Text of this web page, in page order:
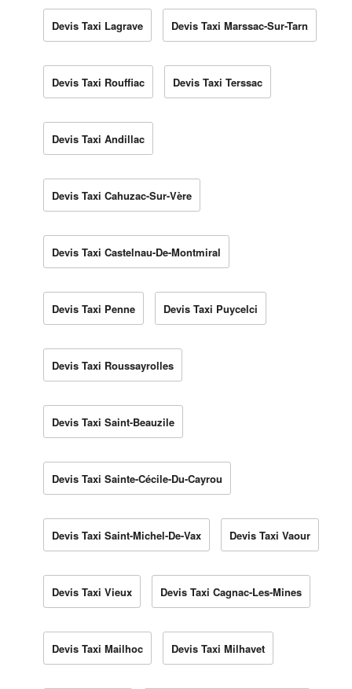
Devis Taxi Lagrave Devis Taxi Marssac-Sur-Tarn
Devis Taxi Rouffiac Devis Taxi Terssac
Devis Taxi Andillac
Devis Taxi Cahuzac-Sur-Vère
Devis Taxi Castelnau-De-Montmiral
Devis Taxi Penne Devis Taxi Puycelci
Devis Taxi Roussayrolles
Devis Taxi Saint-Beauzile
Devis Taxi Sainte-Cécile-Du-Cayrou
Devis Taxi Saint-Michel-De-Vax Devis Taxi Vaour
Devis Taxi Vieux Devis Taxi Cagnac-Les-Mines
Devis Taxi Mailhoc Devis Taxi Milhavet